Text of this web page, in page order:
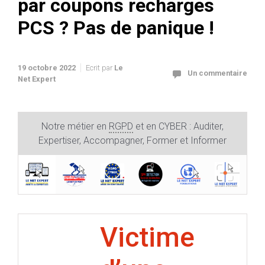
par coupons recharges
PCS ? Pas de panique !
19 octobre 2022 Ecrit par Le
Net Expert
Un commentaire
Notre métier en RGPD et en CYBER : Auditer,
Expertiser, Accompagner, Former et Informer
Victime